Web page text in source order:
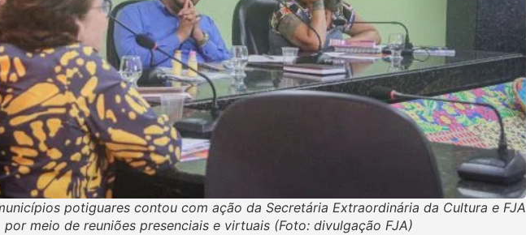
potiguares contou com ação da Secretária Extraordinária da Cultura e FJA
por meio de reuniões presenciais e virtuais (Foto: divulgação FJA)